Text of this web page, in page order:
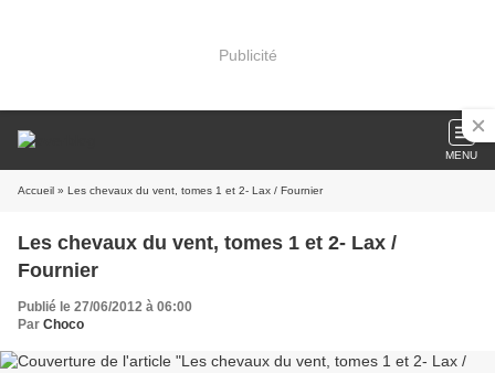
Publicité
MENU
Accueil » Les chevaux du vent, tomes 1 et 2- Lax / Fournier
Les chevaux du vent, tomes 1 et 2- Lax /
Fournier
Publié le 27/06/2012 à 06:00
Par Choco